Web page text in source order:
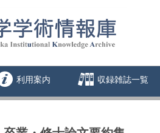
利用案内 収録雑誌一覧